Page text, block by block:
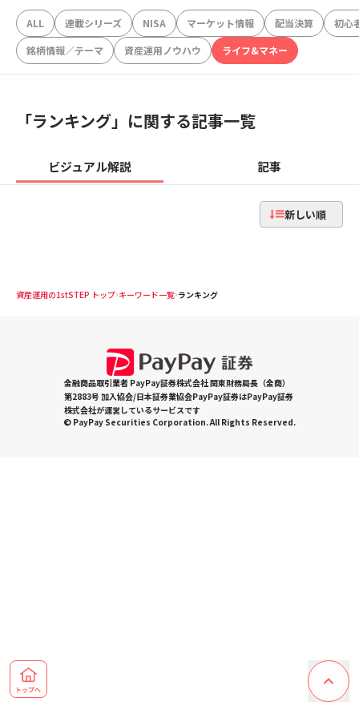
ALL 連載シリーズ NISA マーケット情報 配当決算
初心
銘柄情報／テーマ
資産運用ノウハウ ライフ&マネー
「ランキング」に関する記事一覧
ビジュアル解説 記事
新しい順
資産運用の1stSTEP トップ キーワード一覧 ランキング
金融商品取引業者 PayPay証券株式会社 関東財務局長（金商）
第2883号 加入協会/日本証券業協会PayPay証券はPayPay証券
株式会社が運営しているサービスです
© PayPay Securities Corporation. All Rights Reserved.